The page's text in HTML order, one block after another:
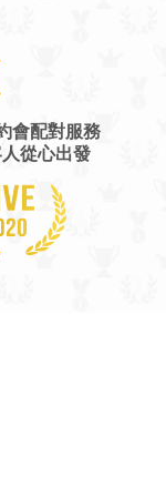
會配對服務
從心出發